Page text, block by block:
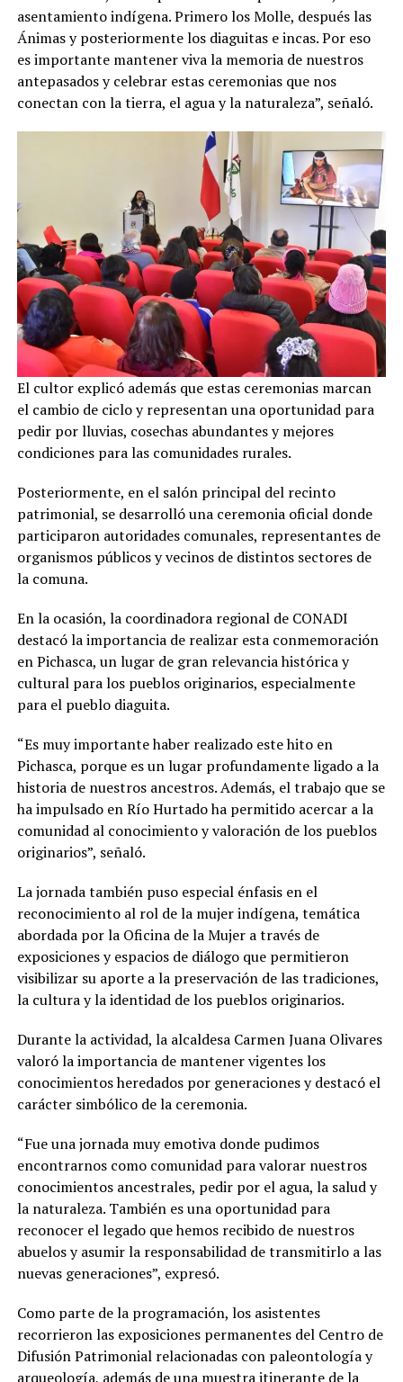
asentamiento indígena. Primero los Molle, después las
Ánimas y posteriormente los diaguitas e incas. Por eso
es importante mantener viva la memoria de nuestros
antepasados y celebrar estas ceremonias que nos
conectan con la tierra, el agua y la naturaleza”, señaló.
El cultor explicó además que estas ceremonias marcan
el cambio de ciclo y representan una oportunidad para
pedir por lluvias, cosechas abundantes y mejores
condiciones para las comunidades rurales.
Posteriormente, en el salón principal del recinto
patrimonial, se desarrolló una ceremonia oficial donde
participaron autoridades comunales, representantes de
organismos públicos y vecinos de distintos sectores de
la comuna.
En la ocasión, la coordinadora regional de CONADI
destacó la importancia de realizar esta conmemoración
en Pichasca, un lugar de gran relevancia histórica y
cultural para los pueblos originarios, especialmente
para el pueblo diaguita.
“Es muy importante haber realizado este hito en
Pichasca, porque es un lugar profundamente ligado a la
historia de nuestros ancestros. Además, el trabajo que se
ha impulsado en Río Hurtado ha permitido acercar a la
comunidad al conocimiento y valoración de los pueblos
originarios”, señaló.
La jornada también puso especial énfasis en el
reconocimiento al rol de la mujer indígena, temática
abordada por la Oficina de la Mujer a través de
exposiciones y espacios de diálogo que permitieron
visibilizar su aporte a la preservación de las tradiciones,
la cultura y la identidad de los pueblos originarios.
Durante la actividad, la alcaldesa Carmen Juana Olivares
valoró la importancia de mantener vigentes los
conocimientos heredados por generaciones y destacó el
carácter simbólico de la ceremonia.
“Fue una jornada muy emotiva donde pudimos
encontrarnos como comunidad para valorar nuestros
conocimientos ancestrales, pedir por el agua, la salud y
la naturaleza. También es una oportunidad para
reconocer el legado que hemos recibido de nuestros
abuelos y asumir la responsabilidad de transmitirlo a las
nuevas generaciones”, expresó.
Como parte de la programación, los asistentes
recorrieron las exposiciones permanentes del Centro de
Difusión Patrimonial relacionadas con paleontología y
arqueología, además de una muestra itinerante de la